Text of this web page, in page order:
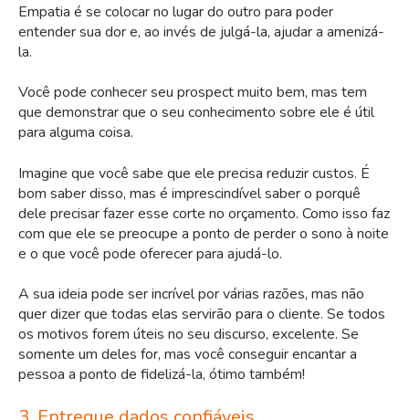
Empatia é se colocar no lugar do outro para poder
entender sua dor e, ao invés de julgá-la, ajudar a amenizá-
la.
Você pode conhecer seu prospect muito bem, mas tem
que demonstrar que o seu conhecimento sobre ele é útil
para alguma coisa.
Imagine que você sabe que ele precisa reduzir custos. É
bom saber disso, mas é imprescindível saber o porquê
dele precisar fazer esse corte no orçamento. Como isso faz
com que ele se preocupe a ponto de perder o sono à noite
e o que você pode oferecer para ajudá-lo.
A sua ideia pode ser incrível por várias razões, mas não
quer dizer que todas elas servirão para o cliente. Se todos
os motivos forem úteis no seu discurso, excelente. Se
somente um deles for, mas você conseguir encantar a
pessoa a ponto de fidelizá-la, ótimo também!